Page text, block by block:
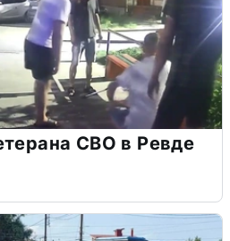
СВО в Ревде